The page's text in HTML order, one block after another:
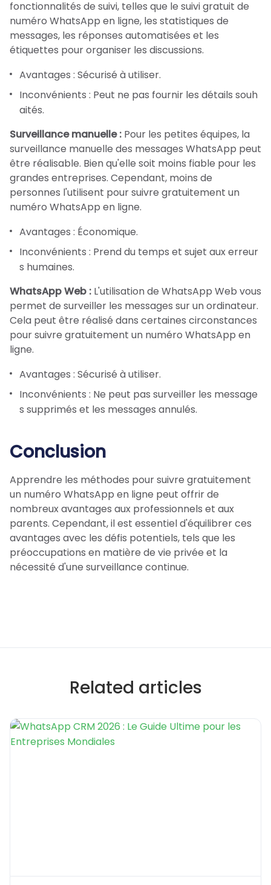
fonctionnalités de suivi, telles que le suivi gratuit de
numéro WhatsApp en ligne, les statistiques de
messages, les réponses automatisées et les
étiquettes pour organiser les discussions.
Avantages : Sécurisé à utiliser.
Inconvénients : Peut ne pas fournir les détails souh
aités.
Surveillance manuelle : Pour les petites équipes, la
surveillance manuelle des messages WhatsApp peut
être réalisable. Bien qu'elle soit moins fiable pour les
grandes entreprises. Cependant, moins de
personnes l'utilisent pour suivre gratuitement un
numéro WhatsApp en ligne.
Avantages : Économique.
Inconvénients : Prend du temps et sujet aux erreur
s humaines.
WhatsApp Web : L'utilisation de WhatsApp Web vous
permet de surveiller les messages sur un ordinateur.
Cela peut être réalisé dans certaines circonstances
pour suivre gratuitement un numéro WhatsApp en
ligne.
Avantages : Sécurisé à utiliser.
Inconvénients : Ne peut pas surveiller les message
s supprimés et les messages annulés.
Conclusion
Apprendre les méthodes pour suivre gratuitement
un numéro WhatsApp en ligne peut offrir de
nombreux avantages aux professionnels et aux
parents. Cependant, il est essentiel d'équilibrer ces
avantages avec les défis potentiels, tels que les
préoccupations en matière de vie privée et la
nécessité d'une surveillance continue.
Related articles